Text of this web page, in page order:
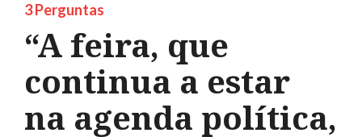
3 Perguntas
“A feira, que
continua a estar
na agenda política,